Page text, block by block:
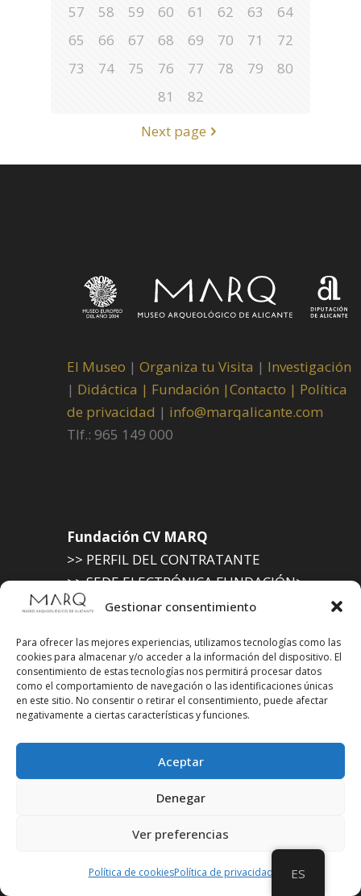
Gestionar consentimiento
Para ofrecer las mejores experiencias, utilizamos tecnologías como las
cookies para almacenar y/o acceder a la información del dispositivo. El
consentimiento de estas tecnologías nos permitirá procesar datos
como el comportamiento de navegación o las identificaciones únicas
en este sitio. No consentir o retirar el consentimiento, puede afectar
negativamente a ciertas características y funciones.
Aceptar
Denegar
Ver preferencias
Política de cookiesPolítica de privacidad
57
58 59 60 61 62 63
64
65
66 67 68 69 70 71
72
73
74 75 76 77 78 79
80
81
82
Next page
El Museo | Organiza tu Visita | Investigación
| Didáctica | Fundación |Contacto | Política
de privacidad | info@marqalicante.com
Tlf.: 965 149 000
Fundación CV MARQ
>> PERFIL DEL CONTRATANTE
>> SEDE ELECTRÓNICA FUNDACIÓN>
Alicante)
>> SEDE ELECTRÓNICA DIPUTACIÓN
Suscríbete a
Newsletter
ES